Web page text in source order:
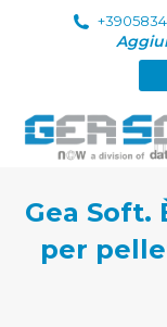
Gea Soft.
per